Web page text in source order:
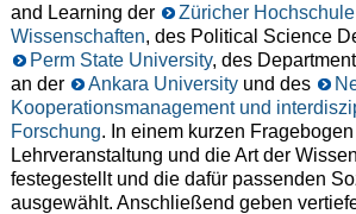
and Learning der
Züricher
Wissenschaften, des Political Science
Perm State University, des
an der
Ankara Universityund des
Kooperationsmanagement und
Forschung. In einem kurzen
Lehrveranstaltung und die Art der
festegestellt und die dafür passenden
ausgewählt. Anschließend geben